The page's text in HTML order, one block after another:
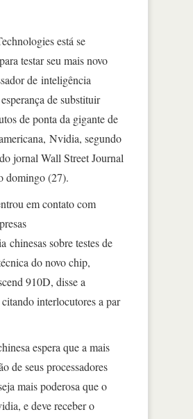
está se
testar seu mais novo
de inteligência
de substituir
de ponta da gigante de
Nvidia, segundo
jornal Wall Street Journal
domingo (27).
em contato com
chinesas sobre testes de
do novo chip,
910D, disse a
interlocutores a par
espera que a mais
de seus processadores
mais poderosa que o
e deve receber o